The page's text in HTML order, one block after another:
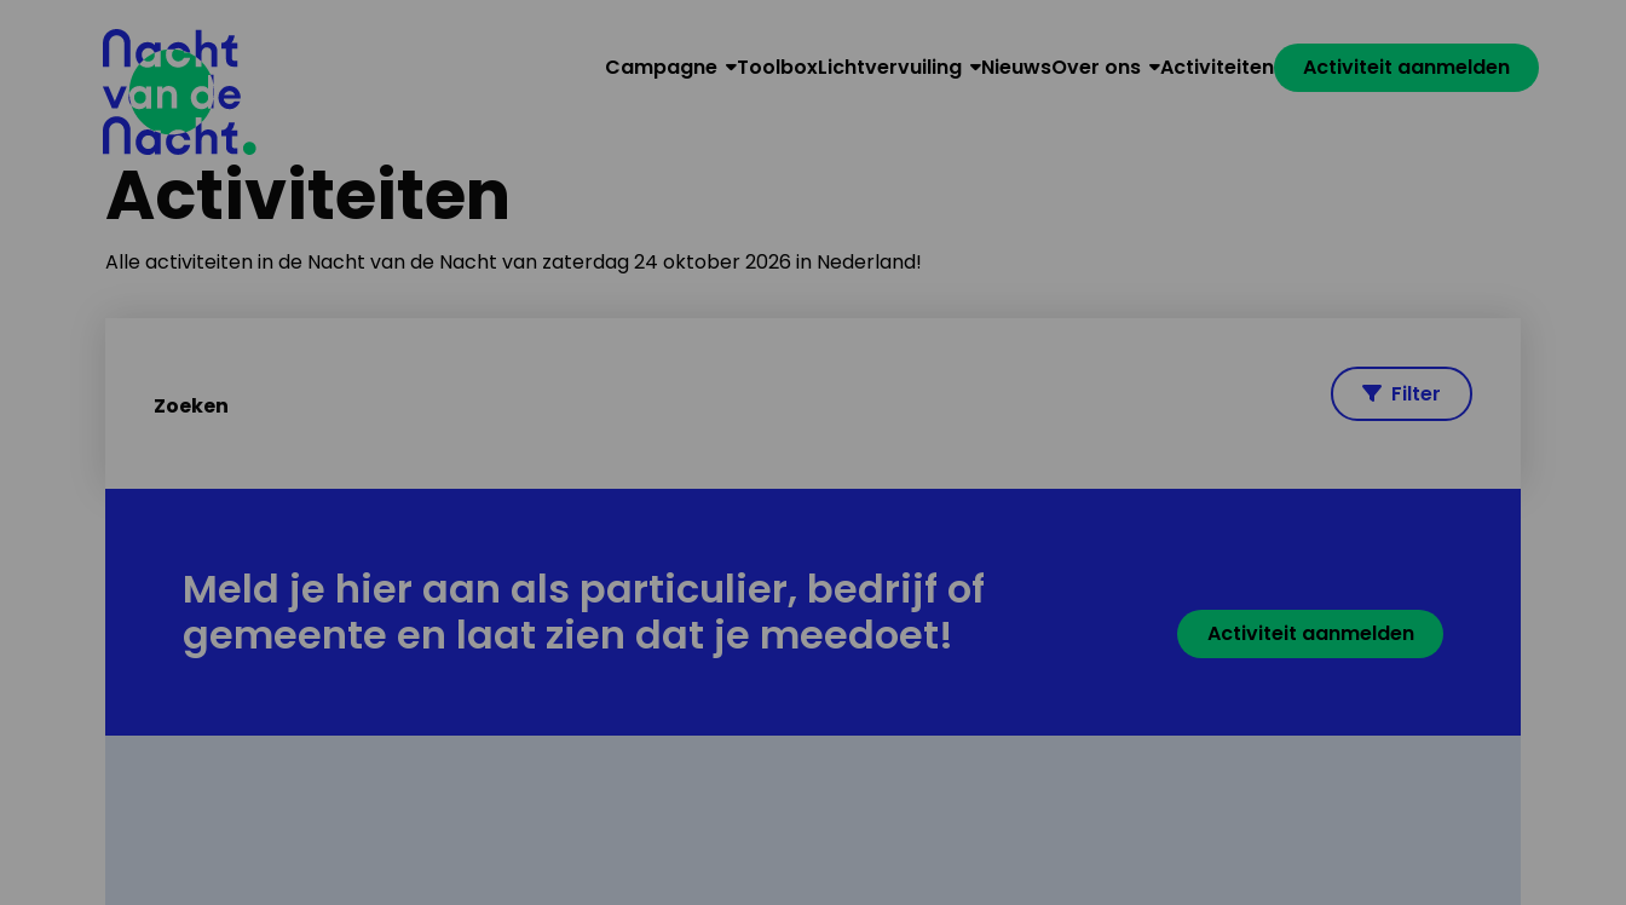
Campagne ToolboxLichtvervuiling NieuwsOver ons Activiteiten Activiteit aanmelden
Activiteiten
Alle activiteiten in de Nacht van de Nacht van zaterdag 24 oktober 2026 in Nederland!
Zoeken Filter
Meld je hier aan als particulier, bedrijf of
gemeente en laat zien dat je meedoet!
Activiteit aanmelden